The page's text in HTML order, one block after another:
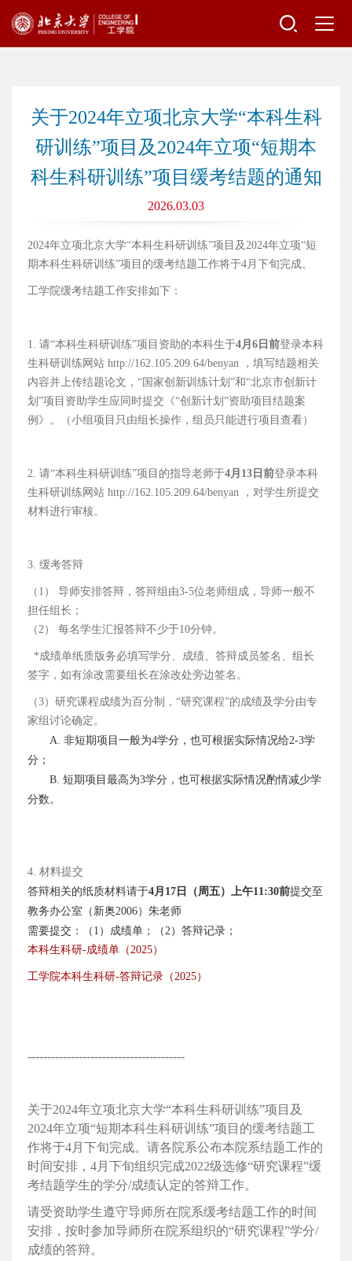
关于2024年立项北京大学“本科生科
研训练”项目及2024年立项“短期本
科生科研训练”项目缓考结题的通知
2026.03.03
2024年立项北京大学“本科生科研训练”项目及2024年立项“短
期本科生科研训练”项目的缓考结题工作将于4月下旬完成。
工学院缓考结题工作安排如下：
1. 请“本科生科研训练”项目资助的本科生于4月6日前登录本科
生科研训练网站 http://162.105.209.64/benyan ，填写结题相关
内容并上传结题论文，“国家创新训练计划”和“北京市创新计
划”项目资助学生应同时提交《“创新计划”资助项目结题案
例》。（小组项目只由组长操作，组员只能进行项目查看）
2. 请“本科生科研训练”项目的指导老师于4月13日前登录本科
生科研训练网站 http://162.105.209.64/benyan ，对学生所提交
材料进行审核。
3. 缓考答辩
（1） 导师安排答辩，答辩组由3-5位老师组成，导师一般不
担任组长；
（2） 每名学生汇报答辩不少于10分钟。
*成绩单纸质版务必填写学分、成绩、答辩成员签名、组长
签字，如有涂改需要组长在涂改处旁边签名。
（3）研究课程成绩为百分制， “研究课程”的成绩及学分由专
家组讨论确定。
A. 非短期项目一般为4学分，也可根据实际情况给2-3学
分；
B. 短期项目最高为3学分，也可根据实际情况酌情减少学
分数。
4. 材料提交
答辩相关的纸质材料请于4月17日（周五）上午11:30前提交至
教务办公室（新奥2006）朱老师
需要提交：（1）成绩单；（2）答辩记录；
本科生科研-成绩单 （2025）
工学院本科生科研-答辩记录 （2025）
----------------------------------------
关于2024年立项北京大学“本科生科研训练”项目及
2024年立项“短期本科生科研训练”项目的缓考结题工
作将于4月下旬完成。请各院系公布本院系结题工作的
时间安排，4月下旬组织完成2022级选修“研究课程”缓
考结题学生的学分/成绩认定的答辩工作。
请受资助学生遵守导师所在院系缓考结题工作的时间
安排，按时参加导师所在院系组织的“研究课程”学分/
成绩的答辩。